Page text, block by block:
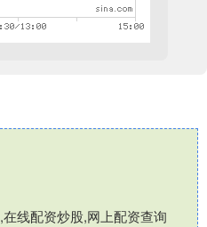
线配资炒股,网上配资查询